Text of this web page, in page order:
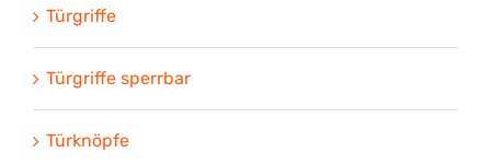
Türgriffe
Türgriffe sperrbar
Türknöpfe